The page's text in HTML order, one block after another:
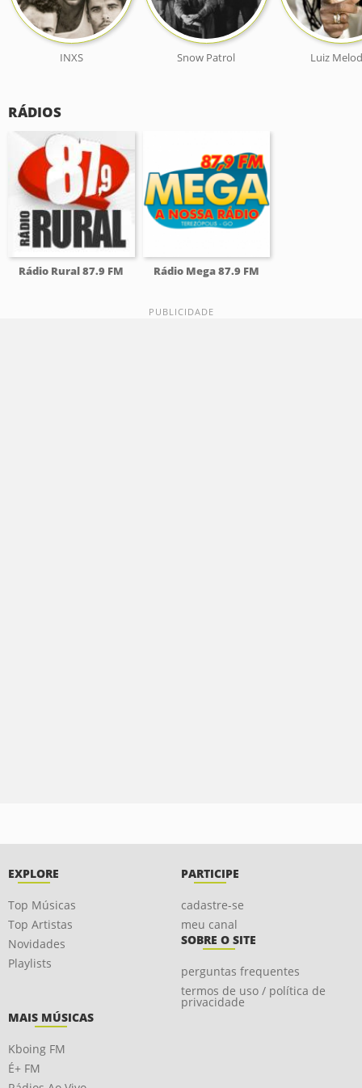
INXS Snow Patrol Luiz
RÁDIOS
Rádio Rural 87.9 FM Rádio Mega 87.9 FM
EXPLORE
Top Músicas
Top Artistas
Novidades
Playlists
PARTICIPE
cadastre-se
meu canal
SOBRE O SITE
perguntas frequentes
termos de uso / política de
privacidade
MAIS MÚSICAS
Kboing FM
É+ FM